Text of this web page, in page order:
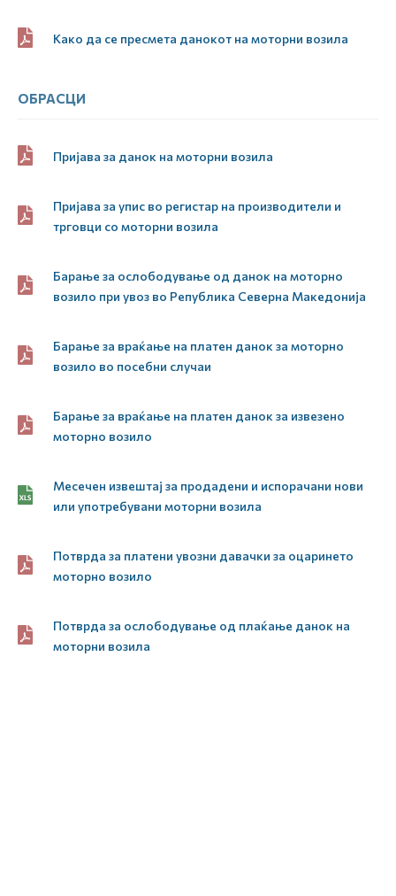
Како да се пресмета данокот на моторни возила
ОБРАСЦИ
Пријава за данок на моторни возила
Пријава за упис во регистар на производители и
трговци со моторни возила
Барање за ослободување од данок на моторно
возило при увоз во Република Северна Македонија
Барање за враќање на платен данок за моторно
возило во посебни случаи
Барање за враќање на платен данок за извезено
моторно возило
Месечен извештај за продадени и испорачани нови
или употребувани моторни возила
Потврда за платени увозни давачки за оцаринето
моторно возило
Потврда за ослободување од плаќање данок на
моторни возила